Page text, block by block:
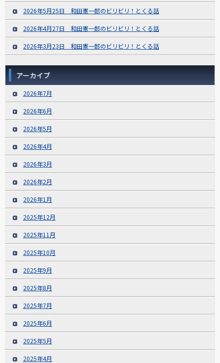
2026年5月25日 和田憲一郎のビリビリ！とくる話
2026年4月27日 和田憲一郎のビリビリ！とくる話
2026年3月23日 和田憲一郎のビリビリ！とくる話
アーカイブ
2026年7月
2026年6月
2026年5月
2026年4月
2026年3月
2026年2月
2026年1月
2025年12月
2025年11月
2025年10月
2025年9月
2025年8月
2025年7月
2025年6月
2025年5月
2025年4月